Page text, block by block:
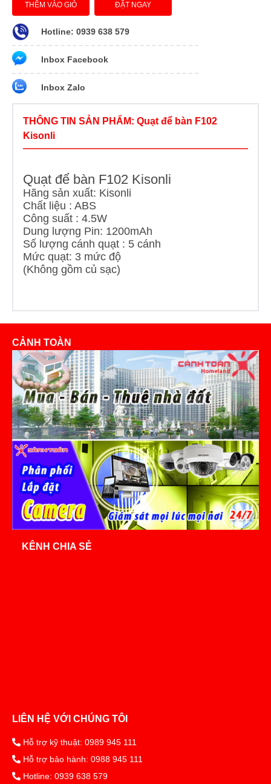
THÊM VÀO GIỎ ĐẶT NGAY
Hotline: 0939 638 579
Inbox Facebook
Inbox Zalo
THÔNG TIN SẢN PHẨM: Quạt để bàn F102
Kisonli
Quạt để bàn F102 Kisonli
Hãng sản xuất: Kisonli
Chất liệu : ABS
Công suất : 4.5W
Dung lượng Pin: 1200mAh
Số lượng cánh quạt : 5 cánh
Mức quạt: 3 mức độ
(Không gồm củ sạc)
CẢNH TOÀN
KÊNH CHIA SẺ
LIÊN HỆ VỚI CHÚNG TÔI
Hỗ trợ kỹ thuật: 0989 945 111
Hỗ trợ bảo hành: 0988 945 111
Hotline: 0939 638 579